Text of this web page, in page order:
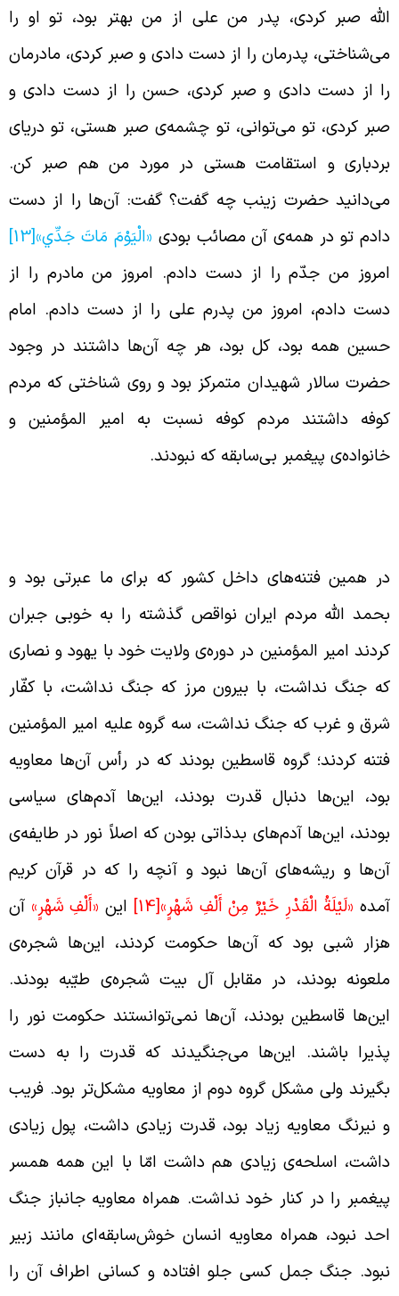
صبر کردی، پدر من علی از من بهتر بود، تو او را
پدرمان را از دست دادی و صبر کردی، مادرمان
از دست دادی و صبر کردی، حسن را از دست دادی و
کردی، تو می‌توانی، تو چشمه‌ی صبر هستی، تو دریای
و استقامت هستی در مورد من هم صبر کن.
حضرت زینب چه گفت؟ گفت: آن‌ها را از دست
تو در همه‌ی آن مصائب بودی«الْيَوْمَ مَاتَ جَدِّي»[13]
من جدّم را از دست دادم. امروز من مادرم را از
دادم، امروز من پدرم علی را از دست دادم. امام
همه بود، کل بود، هر چه آن‌ها داشتند در وجود
سالار شهیدان متمرکز بود و روی شناختی که مردم
داشتند مردم کوفه نسبت به امیر المؤمنین و
پیغمبر بی‌سابقه که نبودند.
همین فتنه‌های داخل کشور که برای ما عبرتی بود و
الله مردم ایران نواقص گذشته را به خوبی جبران
امیر المؤمنین در دوره‌ی ولایت خود با یهود و نصاری
جنگ نداشت، با بیرون مرز که جنگ نداشت، با کفّار
و غرب که جنگ نداشت، سه گروه علیه امیر المؤمنین
کردند؛ گروه قاسطین بودند که در رأس آن‌ها معاویه
این‌ها دنبال قدرت بودند، این‌ها آدم‌های سیاسی
این‌ها آدم‌های بدذاتی بودن که اصلاً نور در طایفه‌ی
و ریشه‌های آن‌ها نبود و آنچه را که در قرآن کریم
«لَيْلَةُ الْقَدْرِ خَيْرٌ مِنْ أَلْفِ شَهْرٍ»[14] این«أَلْفِ شَهْرٍ»آن
شبی بود که آن‌ها حکومت کردند، این‌ها شجره‌ی
بودند، در مقابل آل بیت شجره‌ی طیّبه بودند.
قاسطین بودند، آن‌ها نمی‌توانستند حکومت نور را
باشند. این‌ها می‌جنگیدند که قدرت را به دست
ولی مشکل گروه دوم از معاویه مشکل‌تر بود. فریب
نیرنگ معاویه زیاد بود، قدرت زیادی داشت، پول زیادی
اسلحه‌ی زیادی هم داشت امّا با این همه همسر
را در کنار خود نداشت. همراه معاویه جانباز جنگ
نبود، همراه معاویه انسان خوش‌سابقه‌ای مانند زبیر
جنگ جمل کسی جلو افتاده و کسانی اطراف آن را